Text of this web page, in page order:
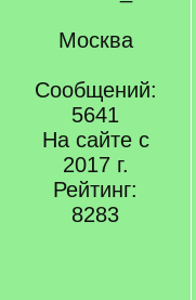
Москва
Сообщений:
5641
На сайте с
2017 г.
Рейтинг:
8283